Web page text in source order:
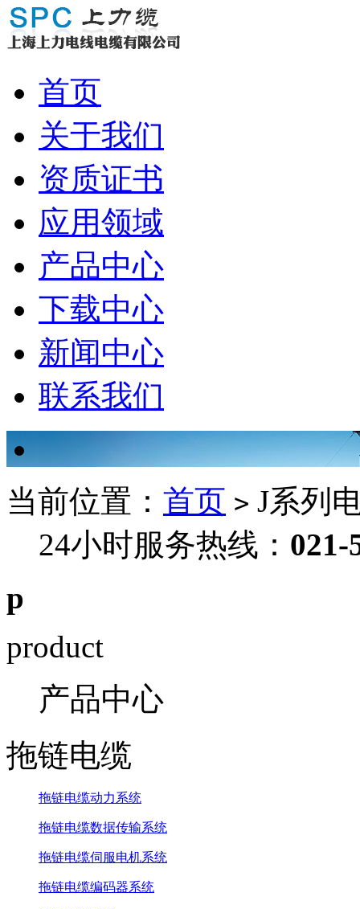
首页
关于我们
资质证书
应用领域
产品中心
下载中心
新闻中心
联系我们
当前位置： 首页 > J系列
24小时服务热线： 021-
p
product
产品中心
拖链电缆
拖链电缆动力系统
拖链电缆数据传输系统
拖链电缆伺服电机系统
拖链电缆编码器系统